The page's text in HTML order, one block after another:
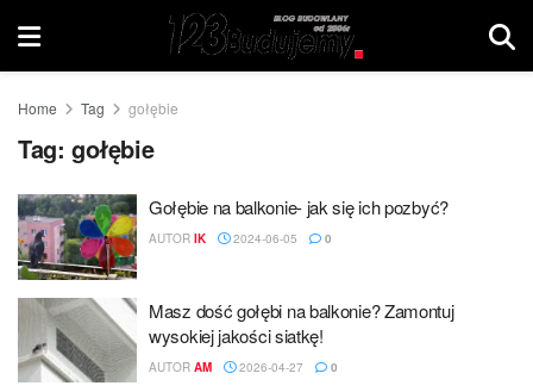
Home Tag gołębie
Tag: gołębie
Gołębie na balkonie- jak się ich pozbyć?
AUTOR IK 2024-06-05 0
Masz dość gołębi na balkonie? Zamontuj
wysokiej jakości siatkę!
AUTOR AM 2026-04-27 0